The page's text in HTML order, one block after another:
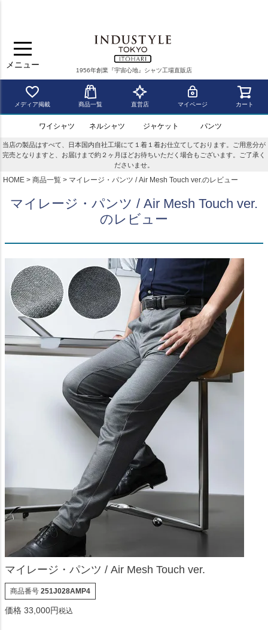
メニュー
1956年創業『宇宙心地』シャツ工場直販店
メディア掲載 商品一覧 直営店 マイページ カート
ワイシャツ ネルシャツ ジャケット パンツ
当店の製品はすべて、日本国内自社工場にて１着１着お仕立てしております。ご用意分が
完売となりますと、お届けまで約２ヶ月ほどお待ちいただく場合もございます。ご了承く
ださいませ。
HOME 商品一覧 マイレージ・パンツ / Air Mesh Touch ver.のレビュー
マイレージ・パンツ / Air Mesh Touch ver.
のレビュー
マイレージ・パンツ / Air Mesh Touch ver.
商品番号 251J028AMP4
価格 33,000 税込